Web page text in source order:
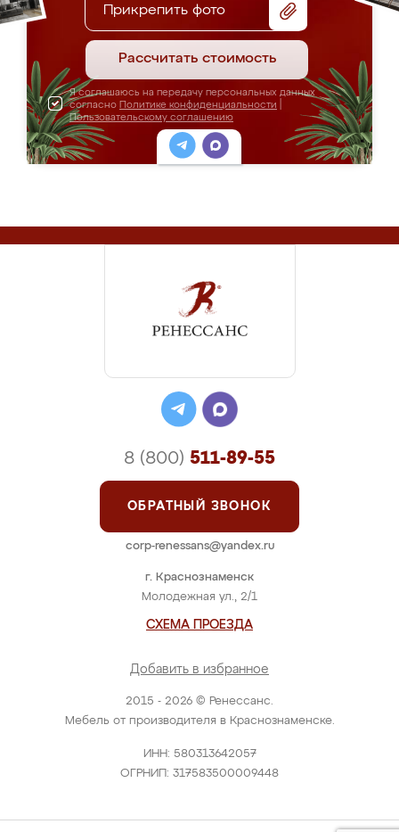
Прикрепить фото
Рассчитать стоимость
Я соглашаюсь на передачу персональных данных
согласно Политике конфиденциальности
Пользовательскому соглашению
2015 - 2026 © Ренессанс.
Мебель от производителя в Краснознаменске.
ИНН: 580313642057
ОГРНИП: 317583500009448
г. Краснознаменск
Молодежная ул., 2/1
СХЕМА ПРОЕЗДА
Добавить в избранное
8 (800) 511-89-55
ОБРАТНЫЙ ЗВОНОК
corp-renessans@yandex.ru